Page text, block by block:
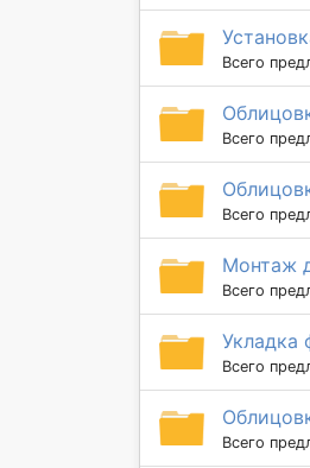
Всего
Всего
Всего
Монтаж
Всего
Укладка
Всего
Всего